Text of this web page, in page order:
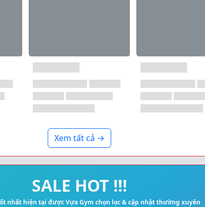
Xem tất cả →
SALE HOT !!!
nhất hiện tại được Vựa Gym chọn lọc & cập nhật thường xuyên